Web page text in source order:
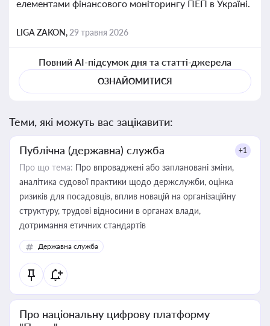
елементами фінансового моніторингу ПЕП в Україні.
LIGA ZAKON, 29 травня 2026
Повний AI-підсумок дня та статті-джерела
ОЗНАЙОМИТИСЯ
Теми, які можуть вас зацікавити:
Публічна (державна) служба +1
Про що тема: Про впроваджені або заплановані зміни,
аналітика судової практики щодо держслужби, оцінка
ризиків для посадовців, вплив новацій на організаційну
структуру, трудові відносини в органах влади,
дотримання етичних стандартів
Державна служба
Про національну цифрову платформу